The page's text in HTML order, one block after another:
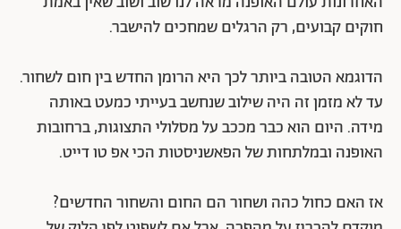
חוקים קבועים, רק הרגלים שמחכים להישבר.
הדוגמא הטובה ביותר לכך היא הרומן החדש בין חום לשחור.
עד לא מזמן זה היה שילוב שנחשב בעייתי כמעט באותה
מידה. היום הוא כבר מככב על מסלולי התצוגות, ברחובות
האופנה ובמלתחות של הפאשניסטות הכי אפ טו דייט.
אז האם כחול כהה ושחור הם החום והשחור החדשים?